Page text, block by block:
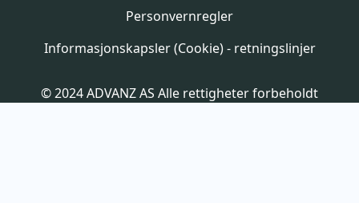
Personvernregler
Informasjonskapsler (Cookie) - retningslinjer
© 2024 ADVANZ AS Alle rettigheter forbeholdt